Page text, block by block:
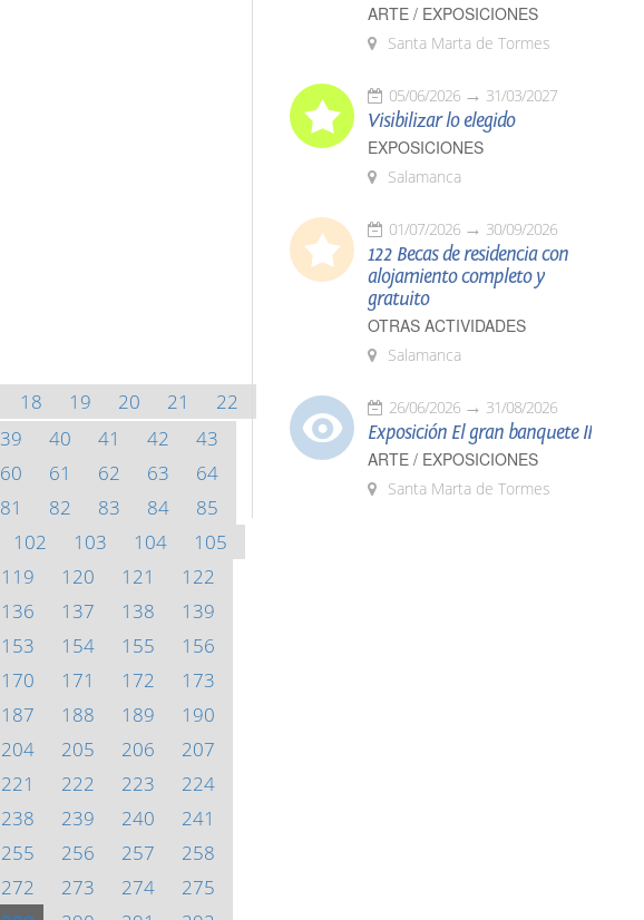
18 19 20 21
22
39 40 41 42
43
60 61 62 63
64
81 82 83 84
85
102 103 104
105
119 120 121
122
136 137 138
139
153 154 155
156
170 171 172
173
187 188 189
190
204 205 206
207
221 222 223
224
238 239 240
241
255 256 257
258
272 273 274
275
ARTE / EXPOSICIONES
Santa Marta de Tormes
05/06/2026 31/03/2027
Visibilizar lo elegido
EXPOSICIONES
Salamanca
01/07/2026 30/09/2026
122 Becas de residencia con
alojamiento completo y
gratuito
OTRAS ACTIVIDADES
Salamanca
26/06/2026 31/08/2026
Exposición El gran banquete II
ARTE / EXPOSICIONES
Santa Marta de Tormes